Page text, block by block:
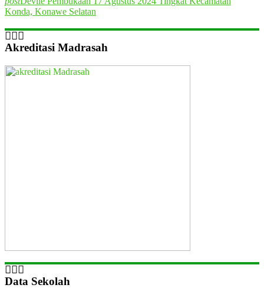
Konda, Konawe Selatan
Akreditasi Madrasah
Data Sekolah